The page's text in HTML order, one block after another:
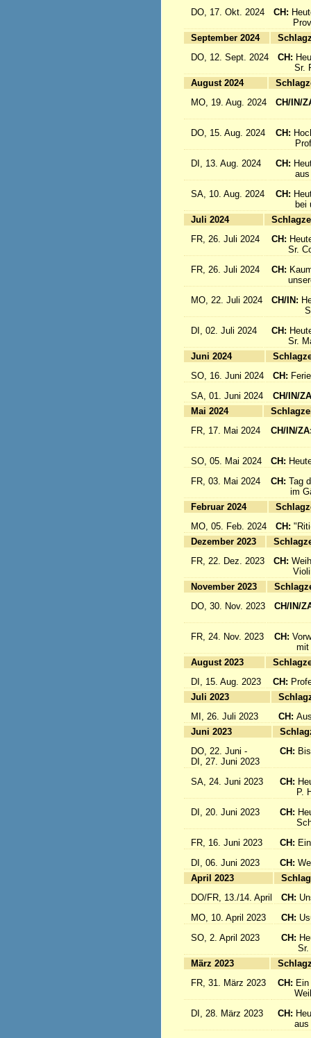
DO, 17. Okt. 2024 CH:
September 2024
DO, 12. Sept. 2024
CH:
Sr.
August 2024
MO, 19. Aug. 2024
CH/IN/
DO, 15. Aug. 2024
CH:
DI, 13. Aug. 2024
CH:
aus
SA, 10. Aug. 2024
CH:
bei
Juli 2024
FR, 26. Juli 2024
CH:
Sr.
FR, 26. Juli 2024
CH:
unsere
MO, 22. Juli 2024
CH/IN:
Sr.
DI, 02. Juli 2024
CH:
Sr.
Juni 2024
SO, 16. Juni 2024
CH:
SA, 01. Juni 2024
CH/IN/
Mai 2024
FR, 17. Mai 2024
CH/IN/
SO, 05. Mai 2024
CH:
FR, 03. Mai 2024
CH: Tag
im
Februar 2024
MO, 05. Feb. 2024
CH:
Dezember 2023
FR, 22. Dez. 2023
CH:
November 2023
DO, 30. Nov. 2023
CH/IN/
FR, 24. Nov. 2023
CH:
mit
August 2023
DI, 15. Aug. 2023
CH:
Juli 2023
MI, 26. Juli 2023
CH:
Juni 2023
DO, 22. Juni -
DI, 27. Juni 2023
CH:
SA, 24. Juni 2023 CH:
P.
DI, 20. Juni 2023
CH:
FR, 16. Juni 2023
CH:
DI, 06. Juni 2023
CH:
April 2023
DO/FR, 13./14. April
CH:
MO, 10. April 2023
CH:
SO, 2. April 2023
CH:
Sr.
März 2023
FR, 31. März 2023
CH:
DI, 28. März 2023
CH:
aus